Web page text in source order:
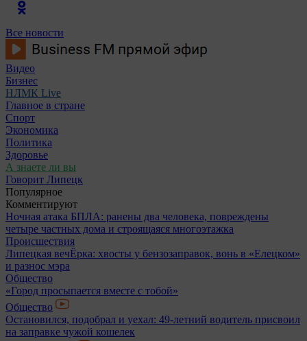
Все новости
Видео
Бизнес
НЛМК Live
Главное в стране
Спорт
Экономика
Политика
Здоровье
А знаете ли вы
Говорит Липецк
Популярное
Комментируют
Ночная атака БПЛА: ранены два человека, повреждены
четыре частных дома и строящаяся многоэтажка
Происшествия
Липецкая вечЁрка: хвосты у бензозаправок, вонь в «Елецком»
и разнос мэра
Общество
«Город просыпается вместе с тобой»
Общество
Остановился, подобрал и уехал: 49-летний водитель присвоил
на заправке чужой кошелек